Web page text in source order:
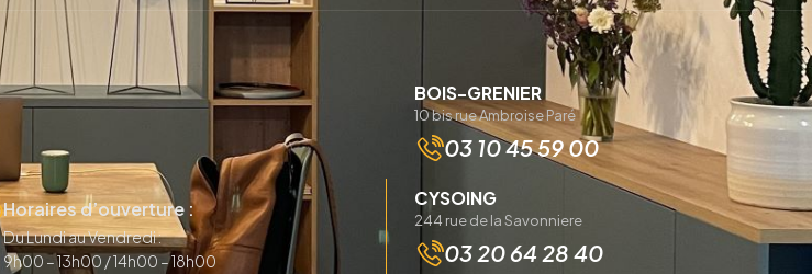
Horaires d’ouverture :
Du Lundi au Vendredi :
9h00 – 13h00 / 14h00 – 18h00
BOIS-GRENIER
10 bis rue Ambroise Paré
03 10 45 59 00
CYSOING
244 rue de la Savonniere
03 20 64 28 40